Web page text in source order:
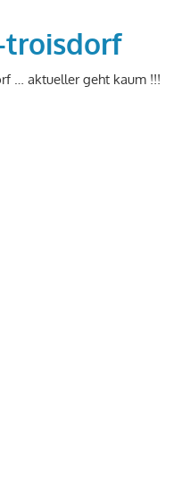
… aktueller geht kaum !!!